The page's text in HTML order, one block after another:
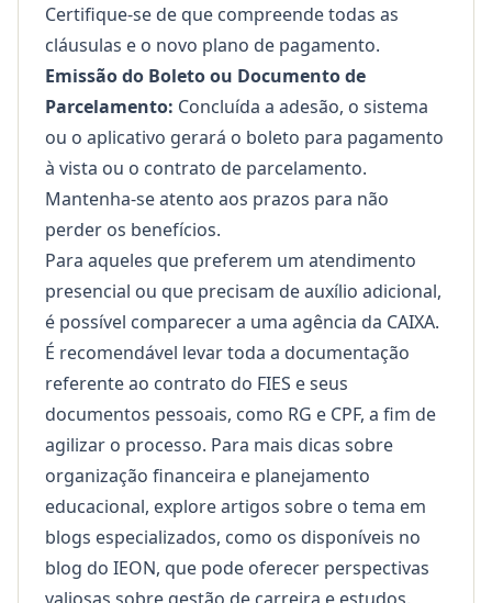
Certifique-se de que compreende todas as
cláusulas e o novo plano de pagamento.
Emissão do Boleto ou Documento de
Parcelamento: Concluída a adesão, o sistema
ou o aplicativo gerará o boleto para pagamento
à vista ou o contrato de parcelamento.
Mantenha-se atento aos prazos para não
perder os benefícios.
Para aqueles que preferem um atendimento
presencial ou que precisam de auxílio adicional,
é possível comparecer a uma agência da CAIXA.
É recomendável levar toda a documentação
referente ao contrato do FIES e seus
documentos pessoais, como RG e CPF, a fim de
agilizar o processo. Para mais dicas sobre
organização financeira e planejamento
educacional, explore artigos sobre o tema em
blogs especializados, como os disponíveis no
blog do IEON, que pode oferecer perspectivas